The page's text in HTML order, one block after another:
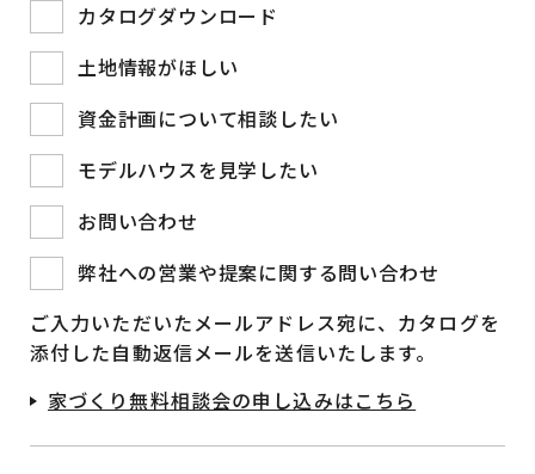
カタログダウンロード
土地情報がほしい
資金計画について相談したい
モデルハウスを見学したい
お問い合わせ
弊社への営業や提案に関する問い合わせ
ご入力いただいたメールアドレス宛に、カタログを
添付した自動返信メールを送信いたします。
家づくり無料相談会の申し込みはこちら